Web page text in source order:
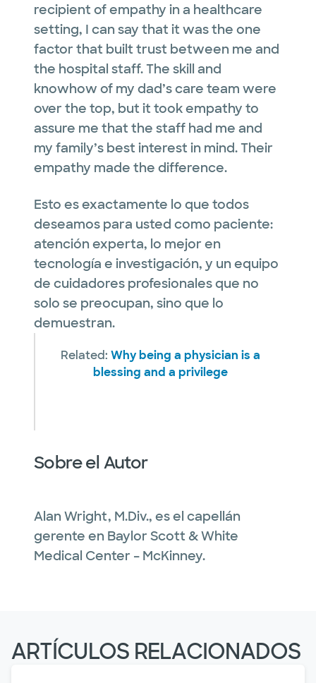
recipient of empathy in a healthcare
setting, I can say that it was the one
factor that built trust between me and
the hospital staff. The skill and
knowhow of my dad’s care team were
over the top, but it took empathy to
assure me that the staff had me and
my family’s best interest in mind. Their
empathy made the difference.
Esto es exactamente lo que todos
deseamos para usted como paciente:
atención experta, lo mejor en
tecnología e investigación, y un equipo
de cuidadores profesionales que no
solo se preocupan, sino que lo
demuestran.
Related: Why being a physician is a
blessing and a privilege
Sobre el Autor
Alan Wright, M.Div., es el capellán
gerente en Baylor Scott & White
Medical Center – McKinney.
ARTÍCULOS RELACIONADOS